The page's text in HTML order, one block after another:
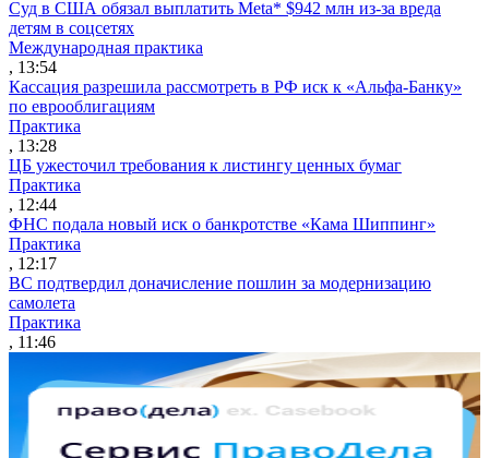
Суд в США обязал выплатить Meta* $942 млн из-за вреда
детям в соцсетях
Международная практика
, 13:54
Кассация разрешила рассмотреть в РФ иск к «Альфа-Банку»
по еврооблигациям
Практика
, 13:28
ЦБ ужесточил требования к листингу ценных бумаг
Практика
, 12:44
ФНС подала новый иск о банкротстве «Кама Шиппинг»
Практика
, 12:17
ВС подтвердил доначисление пошлин за модернизацию
самолета
Практика
, 11:46